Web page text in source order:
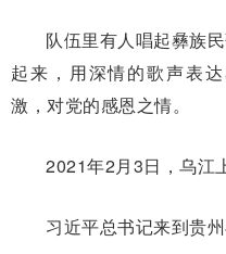
队伍里有人唱起彝族
起来，用深情的歌声表
激，对党的感恩之情。
2021年2月3日，乌江
习近平总书记来到贵